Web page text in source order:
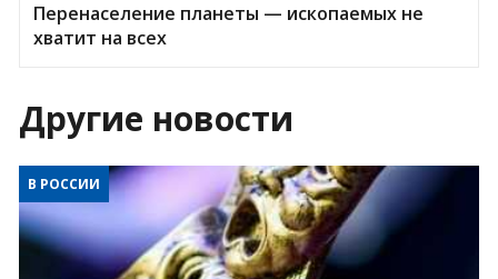
Перенаселение планеты — ископаемых не
хватит на всех
Другие новости
В РОССИИ